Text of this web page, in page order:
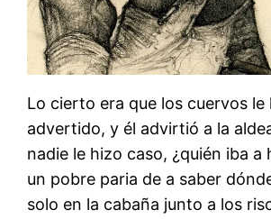
Lo cierto era que los cuervos le
advertido, y él advirtió a la
nadie le hizo caso, ¿quién iba a
un pobre paria de a saber
solo en la cabaña junto a los